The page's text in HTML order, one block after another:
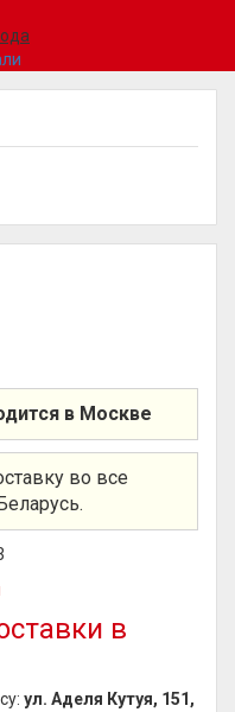
в Москве
во все
в
ул. Аделя Кутуя, 151,